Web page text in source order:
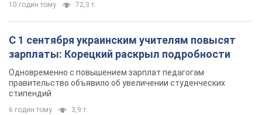
10 годин тому 72,3 т.
С 1 сентября украинским учителям повысят
зарплаты: Корецкий раскрыл подробности
Одновременно с повышением зарплат педагогам
правительство объявило об увеличении студенческих
стипендий
6 годин тому 3,9 т.